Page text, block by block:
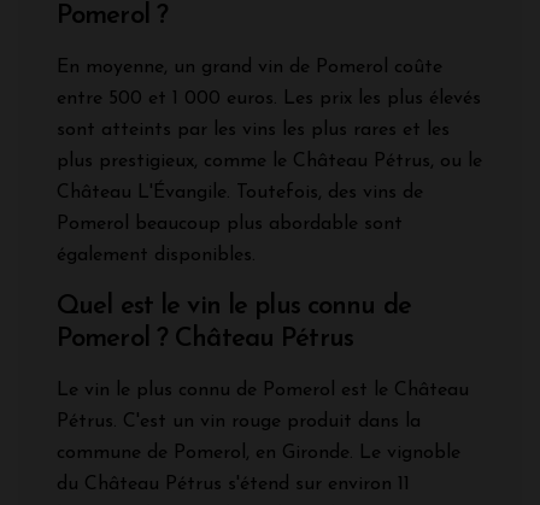
Pomerol ?
En moyenne, un grand vin de Pomerol coûte
entre 500 et 1 000 euros. Les prix les plus élevés
sont atteints par les vins les plus rares et les
plus prestigieux, comme le Château Pétrus, ou le
Château L'Évangile. Toutefois, des vins de
Pomerol beaucoup plus abordable sont
également disponibles.
Quel est le vin le plus connu de
Pomerol ? Château Pétrus
Le vin le plus connu de Pomerol est le Château
Pétrus. C'est un vin rouge produit dans la
commune de Pomerol, en Gironde. Le vignoble
du Château Pétrus s'étend sur environ 11